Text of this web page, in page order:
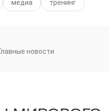
медиа тренинг
новости